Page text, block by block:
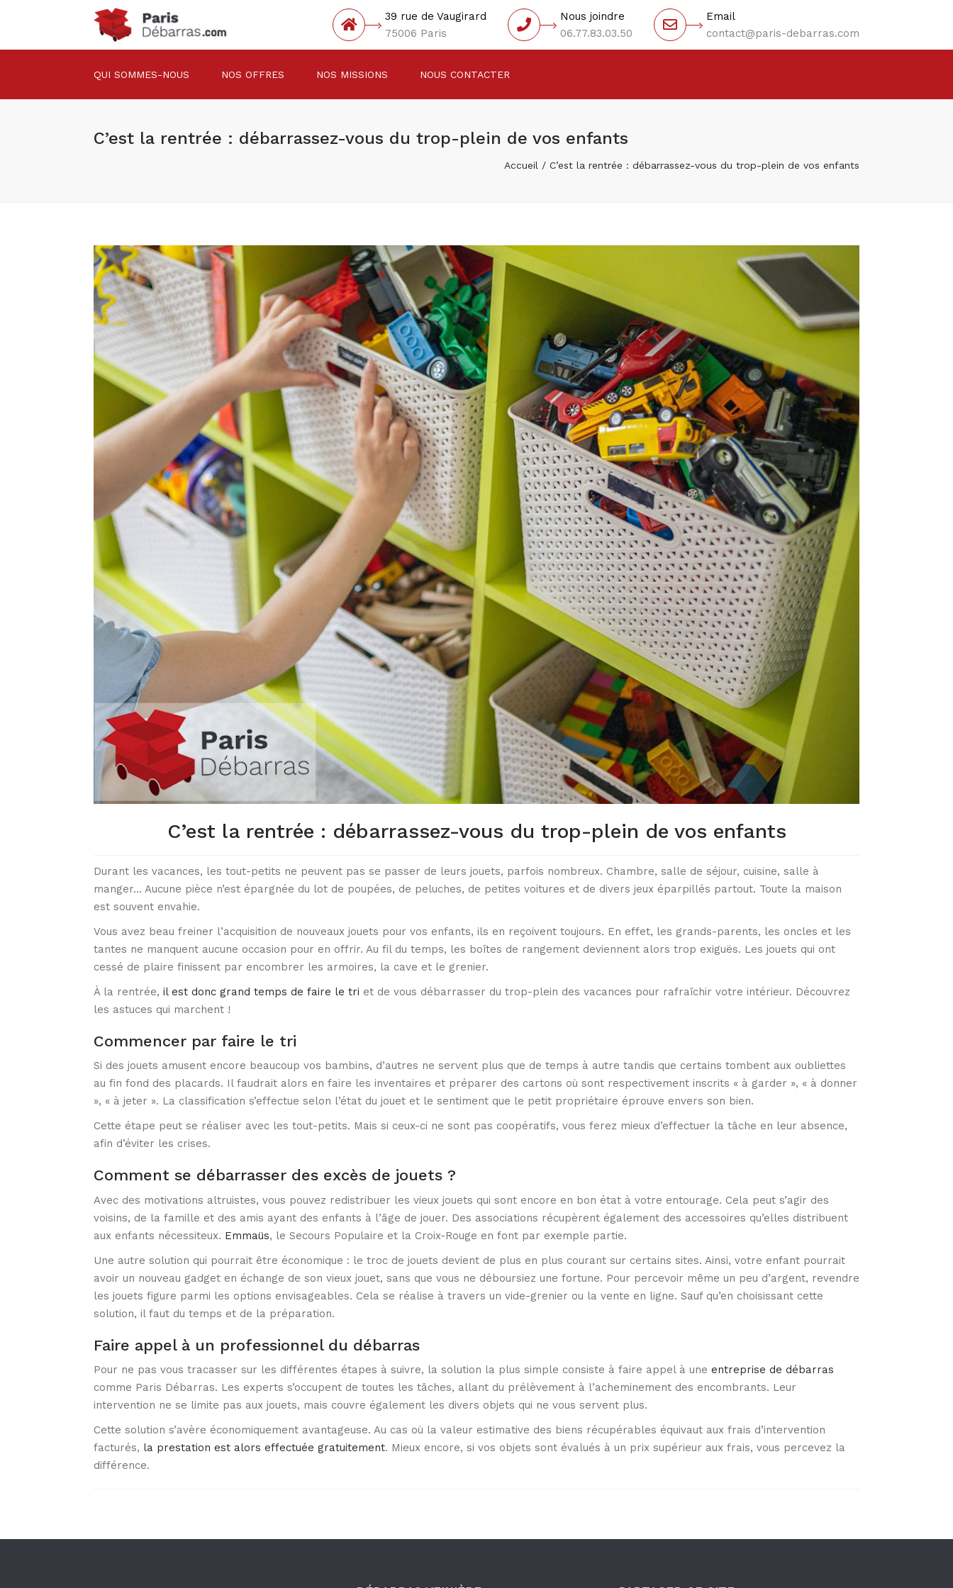
39 rue de Vaugirard
75006 Paris
Nous joindre
06.77.83.03.50
Email
contact@paris-debarras.com
QUI SOMMES-NOUS NOS OFFRES NOS MISSIONS NOUS CONTACTER
C’est la rentrée : débarrassez-vous du trop-plein de vos enfants
Accueil C’est la rentrée : débarrassez-vous du trop-plein de vos enfants
C’est la rentrée : débarrassez-vous du trop-plein de vos enfants
Durant les vacances, les tout-petits ne peuvent pas se passer de leurs jouets, parfois nombreux. Chambre, salle de séjour, cuisine, salle à
manger… Aucune pièce n’est épargnée du lot de poupées, de peluches, de petites voitures et de divers jeux éparpillés partout. Toute la maison
est souvent envahie.
Vous avez beau freiner l’acquisition de nouveaux jouets pour vos enfants, ils en reçoivent toujours. En effet, les grands-parents, les oncles et les
tantes ne manquent aucune occasion pour en offrir. Au fil du temps, les boîtes de rangement deviennent alors trop exiguës. Les jouets qui ont
cessé de plaire finissent par encombrer les armoires, la cave et le grenier.
À la rentrée, il est donc grand temps de faire le tri et de vous débarrasser du trop-plein des vacances pour rafraîchir votre intérieur. Découvrez
les astuces qui marchent !
Commencer par faire le tri
Si des jouets amusent encore beaucoup vos bambins, d’autres ne servent plus que de temps à autre tandis que certains tombent aux oubliettes
au fin fond des placards. Il faudrait alors en faire les inventaires et préparer des cartons où sont respectivement inscrits « à garder », « à donner
», « à jeter ». La classification s’effectue selon l’état du jouet et le sentiment que le petit propriétaire éprouve envers son bien.
Cette étape peut se réaliser avec les tout-petits. Mais si ceux-ci ne sont pas coopératifs, vous ferez mieux d’effectuer la tâche en leur absence,
afin d’éviter les crises.
Comment se débarrasser des excès de jouets ?
Avec des motivations altruistes, vous pouvez redistribuer les vieux jouets qui sont encore en bon état à votre entourage. Cela peut s’agir des
voisins, de la famille et des amis ayant des enfants à l’âge de jouer. Des associations récupèrent également des accessoires qu’elles distribuent
aux enfants nécessiteux. Emmaüs, le Secours Populaire et la Croix-Rouge en font par exemple partie.
Une autre solution qui pourrait être économique : le troc de jouets devient de plus en plus courant sur certains sites. Ainsi, votre enfant pourrait
avoir un nouveau gadget en échange de son vieux jouet, sans que vous ne déboursiez une fortune. Pour percevoir même un peu d’argent, revendre
les jouets figure parmi les options envisageables. Cela se réalise à travers un vide-grenier ou la vente en ligne. Sauf qu’en choisissant cette
solution, il faut du temps et de la préparation.
Faire appel à un professionnel du débarras
Pour ne pas vous tracasser sur les différentes étapes à suivre, la solution la plus simple consiste à faire appel à une entreprise de débarras
comme Paris Débarras. Les experts s’occupent de toutes les tâches, allant du prélèvement à l’acheminement des encombrants. Leur
intervention ne se limite pas aux jouets, mais couvre également les divers objets qui ne vous servent plus.
Cette solution s’avère économiquement avantageuse. Au cas où la valeur estimative des biens récupérables équivaut aux frais d’intervention
facturés, la prestation est alors effectuée gratuitement. Mieux encore, si vos objets sont évalués à un prix supérieur aux frais, vous percevez la
différence.